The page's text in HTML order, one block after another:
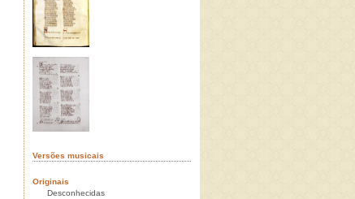
Versões musicais
Originais
Desconhecidas